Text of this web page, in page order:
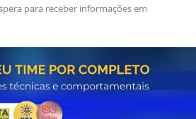
para receber informações em